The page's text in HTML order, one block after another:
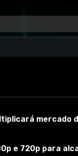
mercado
e 720p para